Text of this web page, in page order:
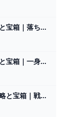
マヤココの祠攻略と宝箱｜落ちる刹那
カミズナの祠攻略と宝箱｜一身の戦い 初等
マクルキサの祠攻略と宝箱｜戦いの教え 弓の極意